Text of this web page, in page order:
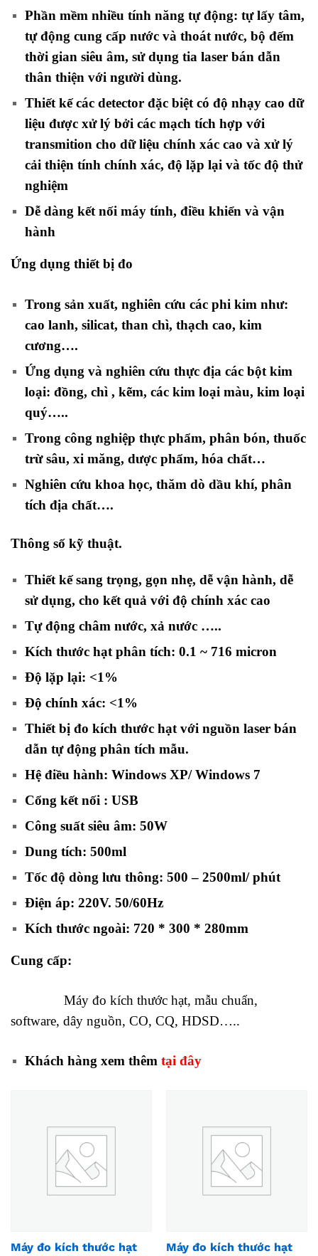
Phần mềm nhiều tính năng tự động: tự lấy tâm,
tự động cung cấp nước và thoát nước, bộ đếm
thời gian siêu âm, sử dụng tia laser bán dẫn
thân thiện với người dùng.
Thiết kế các detector đặc biệt có độ nhạy cao dữ
liệu được xử lý bởi các mạch tích hợp với
transmition cho dữ liệu chính xác cao và xử lý
cải thiện tính chính xác, độ lặp lại và tốc độ thử
nghiệm
Dễ dàng kết nối máy tính, điều khiển và vận
hành
Ứng dụng thiết bị đo
Trong sản xuất, nghiên cứu các phi kim như:
cao lanh, silicat, than chì, thạch cao, kim
cương….
Ứng dụng và nghiên cứu thực địa các bột kim
loại: đồng, chì , kẽm, các kim loại màu, kim loại
quý…..
Trong công nghiệp thực phẩm, phân bón, thuốc
trừ sâu, xi măng, dược phẩm, hóa chất…
Nghiên cứu khoa học, thăm dò dầu khí, phân
tích địa chất….
Thông số kỹ thuật.
Thiết kế sang trọng, gọn nhẹ, dễ vận hành, dễ
sử dụng, cho kết quả với độ chính xác cao
Tự động châm nước, xả nước …..
Kích thước hạt phân tích: 0.1 ~ 716 micron
Độ lặp lại: <1%
Độ chính xác: <1%
Thiết bị đo kích thước hạt với nguồn laser bán
dẫn tự động phân tích mẫu.
Hệ điều hành: Windows XP/ Windows 7
Cổng kết nối : USB
Công suất siêu âm: 50W
Dung tích: 500ml
Tốc độ dòng lưu thông: 500 – 2500ml/ phút
Điện áp: 220V. 50/60Hz
Kích thước ngoài: 720 * 300 * 280mm
Cung cấp:
Máy đo kích thước hạt, mẫu chuẩn,
software, dây nguồn, CO, CQ, HDSD…..
Khách hàng xem thêm tại đây
Máy đo kích thước hạt
Máy đo kích thước hạt